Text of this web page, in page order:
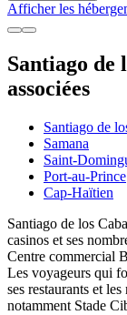
Afficher les
Santiago de
associées
Santiago de
Samana
Saint-
Port-au-Prince
Cap-Haïtien
Santiago de los
casinos et ses
Centre commercial
Les voyageurs qui
ses restaurants et
notamment Stade